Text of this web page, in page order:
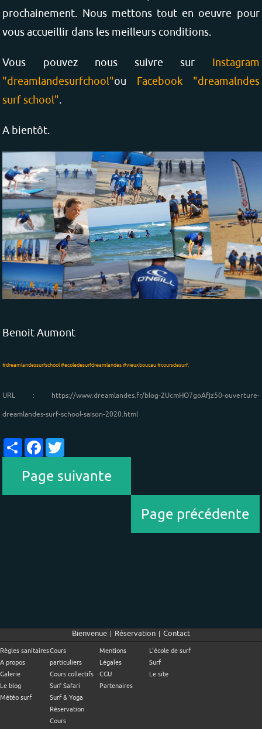
prochainement. Nous mettons tout en oeuvre pour
vous accueillir dans les meilleurs conditions.
Vous pouvez nous suivre sur Instagram
"dreamlandesurfchool"ou Facebook "dreamalndes
surf school".
A bientôt.
Benoit Aumont
#dreamlandessurfschool #ecoledesurfdreamlandes #vieuxboucau #coursdesurf.
URL : https://www.dreamlandes.fr/blog-2UcmHO7goAfjz50-ouverture-
dreamlandes-surf-school-saison-2020.html
PartagerFacebook
Page suivante
Page précédente
Bienvenue | Réservation | Contact
Règles sanitaires
A propos
Galerie
Le blog
Météo surf
Cours
particuliers
Cours collectifs
Surf Safari
Surf & Yoga
Réservation
Cours
Mentions
Légales
CGU
Partenaires
L'école de surf
Surf
Le site